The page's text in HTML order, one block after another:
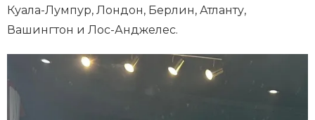
Куала-Лумпур, Лондон, Берлин, Атланту,
Вашингтон и Лос-Анджелес.